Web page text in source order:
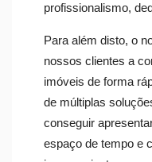
profissionalismo,
Para além disto, o
nossos clientes a
imóveis de forma
de múltiplas
conseguir
espaço de tempo e